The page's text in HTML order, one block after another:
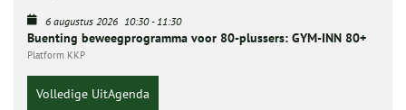
6 augustus 2026 10:30-11:30
Buenting beweegprogramma voor 80-plussers: GYM-INN 80+
Platform KKP
Volledige UitAgenda